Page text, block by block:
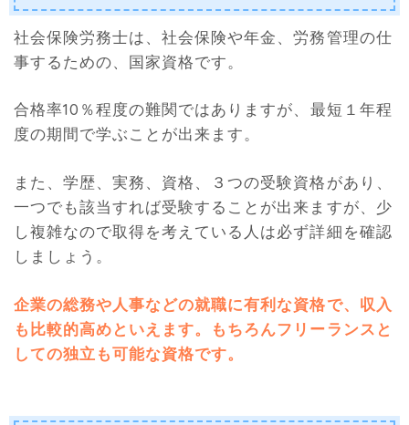
社会保険労務士は、社会保険や年金、労務管理の仕
事するための、国家資格です。
合格率10％程度の難関ではありますが、最短１年程
度の期間で学ぶことが出来ます。
また、学歴、実務、資格、３つの受験資格があり、
一つでも該当すれば受験することが出来ますが、少
し複雑なので取得を考えている人は必ず詳細を確認
しましょう。
企業の総務や人事などの就職に有利な資格で、収入
も比較的高めといえます。もちろんフリーランスと
しての独立も可能な資格です。